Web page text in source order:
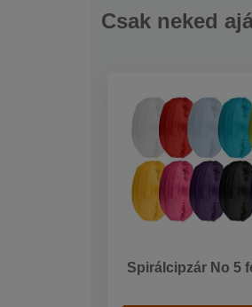
Csak neked
Spirálcipzár No 5